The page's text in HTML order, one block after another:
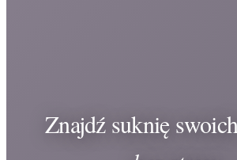
Znajdź suknię